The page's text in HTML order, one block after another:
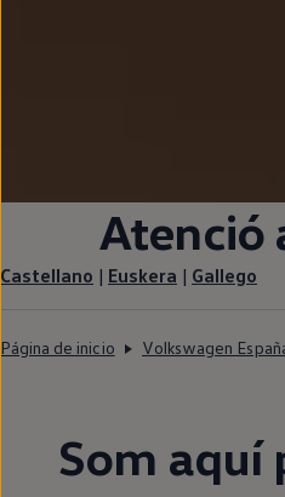
Atenció
Castellano | Euskera | Gallego
Página de inicio Volkswagen
Som aquí